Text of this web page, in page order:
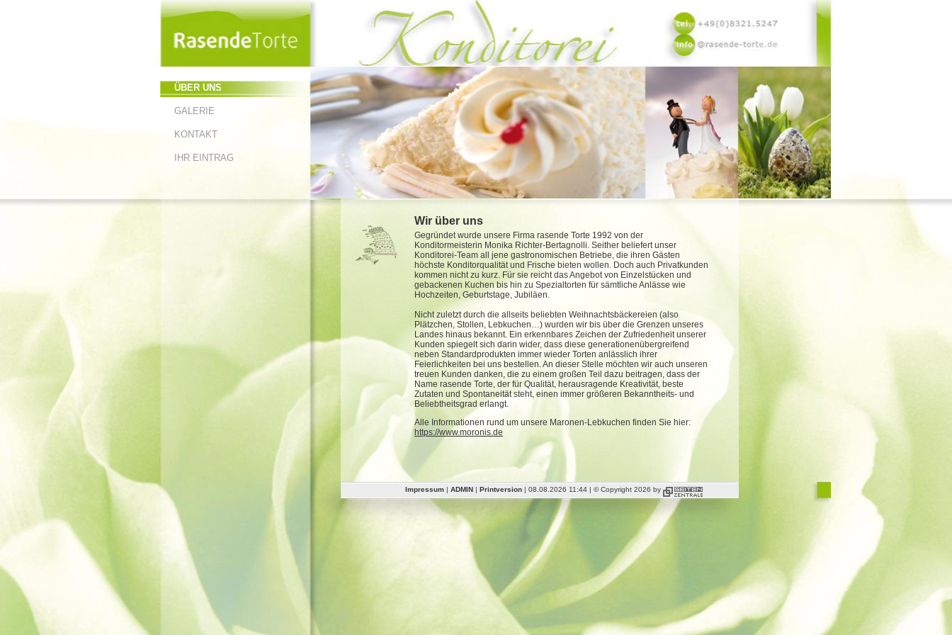
ÜBER UNS
GALERIE
KONTAKT
IHR EINTRAG
Wir über uns
Gegründet wurde unsere Firma rasende Torte 1992 von der
Konditormeisterin Monika Richter-Bertagnolli. Seither beliefert unser
Konditorei-Team all jene gastronomischen Betriebe, die ihren Gästen
höchste Konditorqualität und Frische bieten wollen. Doch auch Privatkunden
kommen nicht zu kurz. Für sie reicht das Angebot von Einzelstücken und
gebackenen Kuchen bis hin zu Spezialtorten für sämtliche Anlässe wie
Hochzeiten, Geburtstage, Jubiläen.
Nicht zuletzt durch die allseits beliebten Weihnachtsbäckereien (also
Plätzchen, Stollen, Lebkuchen…) wurden wir bis über die Grenzen unseres
Landes hinaus bekannt. Ein erkennbares Zeichen der Zufriedenheit unserer
Kunden spiegelt sich darin wider, dass diese generationenübergreifend
neben Standardprodukten immer wieder Torten anlässlich ihrer
Feierlichkeiten bei uns bestellen. An dieser Stelle möchten wir auch unseren
treuen Kunden danken, die zu einem großen Teil dazu beitragen, dass der
Name rasende Torte, der für Qualität, herausragende Kreativität, beste
Zutaten und Spontaneität steht, einen immer größeren Bekanntheits- und
Beliebtheitsgrad erlangt.
Alle Informationen rund um unsere Maronen-Lebkuchen finden Sie hier:
https://www.moronis.de
Impressum | ADMIN | Printversion | 08.08.2026 11:44 | © Copyright 2026 by